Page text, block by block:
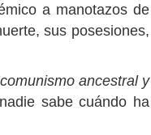
a manotazos de
sus posesiones,
comunismo ancestral y
sabe cuándo ha